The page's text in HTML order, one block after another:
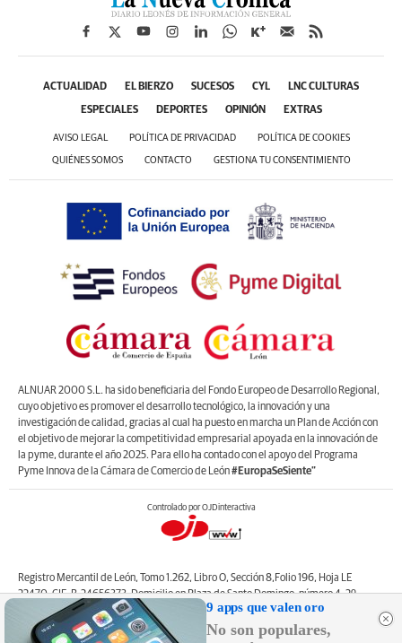
ACTUALIDAD EL BIERZO SUCESOS CYL LNC CULTURAS
ESPECIALES DEPORTES OPINIÓN EXTRAS
AVISO LEGAL POLÍTICA DE PRIVACIDAD POLÍTICA DE COOKIES
QUIÉNES SOMOS CONTACTO GESTIONA TU CONSENTIMIENTO
ALNUAR 2000 S.L. ha sido beneficiaria del Fondo Europeo de Desarrollo Regional,
cuyo objetivo es promover el desarrollo tecnológico, la innovación y una
investigación de calidad, gracias al cual ha puesto en marcha un Plan de Acción con
el objetivo de mejorar la competitividad empresarial apoyada en la innovación de
la pyme, durante el año 2025. Para ello ha contado con el apoyo del Programa
Pyme Innova de la Cámara de Comercio de León#EuropaSeSiente”
Controlado por OJDinteractiva
Registro Mercantil de León, Tomo 1.262, Libro O, Sección 8,Folio 196, Hoja LE
22470. CIF: B-24656373. Domicilio en Plaza de Santo Domingo, número 4, 2º
izquierda, 24001, León. Correo electrónico de contacto: web@lanuevacronica.com.
Copyright © ALNUAR 2000 S.L. (LA NUEVA CRÓNICA). Incluye contenidos de la
9 apps que valen oro
No son populares,